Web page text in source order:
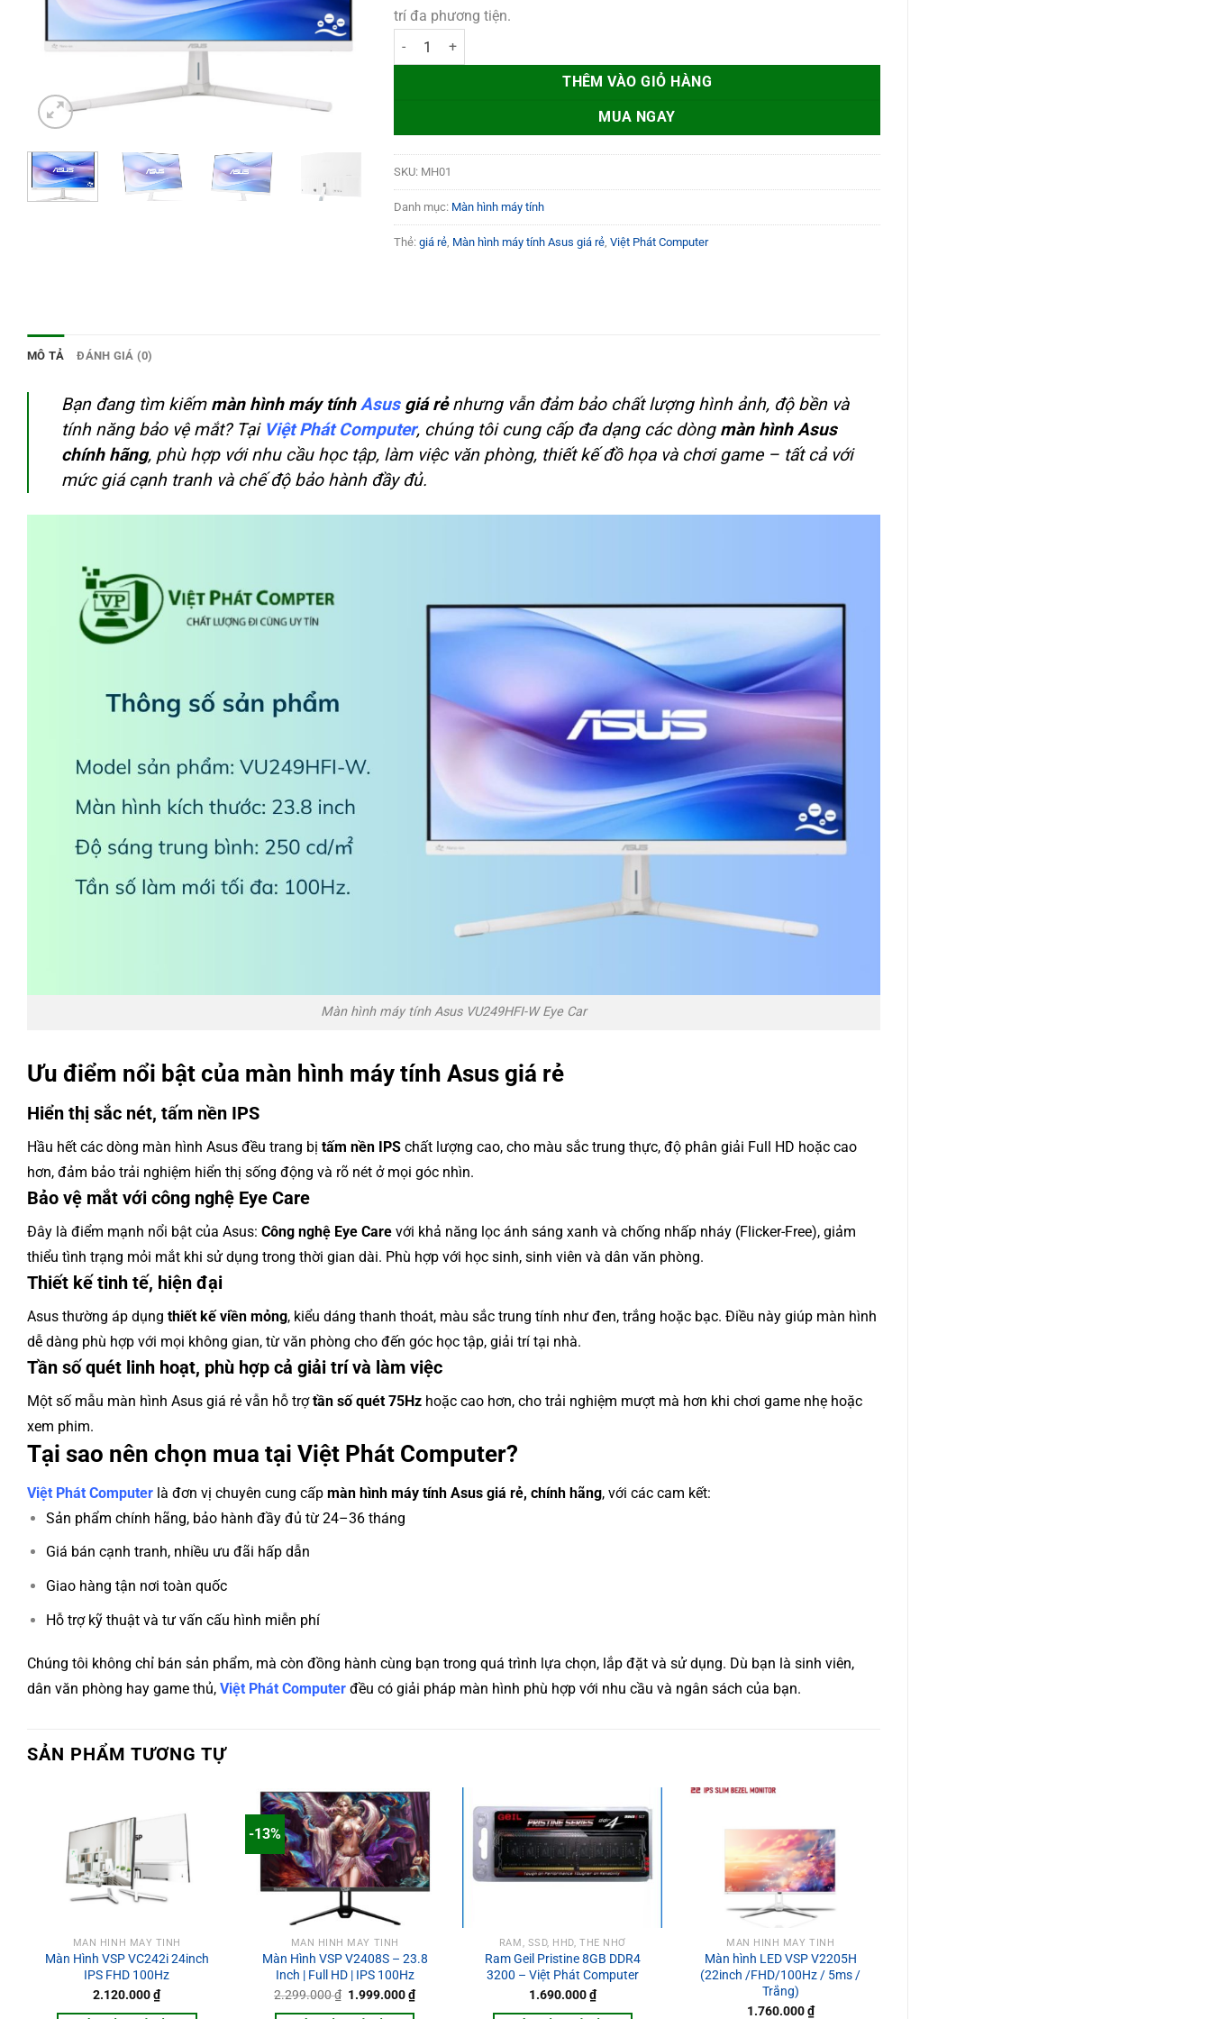
trí đa phương tiện.
Màn hình máy tính Asus giá rẻ – Việt Phát Computer số lượng
THÊM VÀO GIỎ HÀNG
MUA NGAY
SKU: MH01
Danh mục: Màn hình máy tính
Thẻ:giá rẻ Màn hình máy tính Asus giá rẻ ,Việt Phát Computer
MÔ TẢ ĐÁNH GIÁ (0)
Bạn đang tìm kiếm màn hình máy tínhAsusgiá rẻnhưng vẫn đảm bảo chất lượng hình ảnh, độ bền và
tính năng bảo vệ mắt? Tại Việt Phát Computer, chúng tôi cung cấp đa dạng các dòng màn hình Asus
chính hãng, phù hợp với nhu cầu học tập, làm việc văn phòng, thiết kế đồ họa và chơi game – tất cả với
mức giá cạnh tranh và chế độ bảo hành đầy đủ.
Màn hình máy tính Asus VU249HFI-W Eye Car
Ưu điểm nổi bật của màn hình máy tính Asus giá rẻ
Hiển thị sắc nét, tấm nền IPS
Hầu hết các dòng màn hình Asus đều trang bị tấm nền IPS chất lượng cao, cho màu sắc trung thực, độ phân giải Full HD hoặc cao
hơn, đảm bảo trải nghiệm hiển thị sống động và rõ nét ở mọi góc nhìn.
Bảo vệ mắt với công nghệ Eye Care
Đây là điểm mạnh nổi bật của Asus: Công nghệ Eye Care với khả năng lọc ánh sáng xanh và chống nhấp nháy (Flicker-Free), giảm
thiểu tình trạng mỏi mắt khi sử dụng trong thời gian dài. Phù hợp với học sinh, sinh viên và dân văn phòng.
Thiết kế tinh tế, hiện đại
Asus thường áp dụng thiết kế viền mỏng, kiểu dáng thanh thoát, màu sắc trung tính như đen, trắng hoặc bạc. Điều này giúp màn hình
dễ dàng phù hợp với mọi không gian, từ văn phòng cho đến góc học tập, giải trí tại nhà.
Tần số quét linh hoạt, phù hợp cả giải trí và làm việc
Một số mẫu màn hình Asus giá rẻ vẫn hỗ trợtần số quét 75Hz hoặc cao hơn, cho trải nghiệm mượt mà hơn khi chơi game nhẹ hoặc
xem phim.
Tại sao nên chọn mua tại Việt Phát Computer?
Việt Phát Computer là đơn vị chuyên cung cấp màn hình máy tính Asus giá rẻ, chính hãng, với các cam kết:
Sản phẩm chính hãng, bảo hành đầy đủ từ 24–36 tháng
Giá bán cạnh tranh, nhiều ưu đãi hấp dẫn
Giao hàng tận nơi toàn quốc
Hỗ trợ kỹ thuật và tư vấn cấu hình miễn phí
Chúng tôi không chỉ bán sản phẩm, mà còn đồng hành cùng bạn trong quá trình lựa chọn, lắp đặt và sử dụng. Dù bạn là sinh viên,
dân văn phòng hay game thủ, Việt Phát Computer đều có giải pháp màn hình phù hợp với nhu cầu và ngân sách của bạn.
SẢN PHẨM TƯƠNG TỰ
MÀN HÌNH MÁY TÍNH
Màn Hình VSP VC242i 24inch
IPS FHD 100Hz
2.120.000₫
-13%
MÀN HÌNH MÁY TÍNH
Màn Hình VSP V2408S – 23.8
Inch | Full HD | IPS 100Hz
2.299.000₫ Giá
1.999.000₫Giá
hiện
RAM, SSD, HHD, THẺ NHỚ
Ram Geil Pristine 8GB DDR4
3200 – Việt Phát Computer
1.690.000₫
MÀN HÌNH MÁY TÍNH
Màn hình LED VSP V2205H
(22inch /FHD/100Hz / 5ms /
Trắng)
1.760.000₫